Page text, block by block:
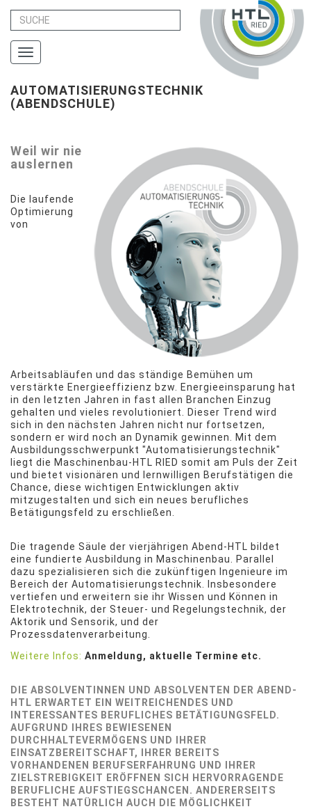
Toggle
navigation
AUTOMATISIERUNGSTECHNIK
(ABENDSCHULE)
Weil wir nie
auslernen
Die laufende
Optimierung
von
Arbeitsabläufen und das ständige Bemühen um
verstärkte Energieeffizienz bzw. Energieeinsparung hat
in den letzten Jahren in fast allen Branchen Einzug
gehalten und vieles revolutioniert. Dieser Trend wird
sich in den nächsten Jahren nicht nur fortsetzen,
sondern er wird noch an Dynamik gewinnen. Mit dem
Ausbildungsschwerpunkt "Automatisierungstechnik"
liegt die Maschinenbau-HTL RIED somit am Puls der Zeit
und bietet visionären und lernwilligen Berufstätigen die
Chance, diese wichtigen Entwicklungen aktiv
mitzugestalten und sich ein neues berufliches
Betätigungsfeld zu erschließen.
Die tragende Säule der vierjährigen Abend-HTL bildet
eine fundierte Ausbildung in Maschinenbau. Parallel
dazu spezialisieren sich die zukünftigen Ingenieure im
Bereich der Automatisierungstechnik. Insbesondere
vertiefen und erweitern sie ihr Wissen und Können in
Elektrotechnik, der Steuer- und Regelungstechnik, der
Aktorik und Sensorik, und der
Prozessdatenverarbeitung.
Weitere Infos: Anmeldung, aktuelle Termine etc.
DIE ABSOLVENTINNEN UND ABSOLVENTEN DER ABEND-
HTL ERWARTET EIN WEITREICHENDES UND
INTERESSANTES BERUFLICHES BETÄTIGUNGSFELD.
AUFGRUND IHRES BEWIESENEN
DURCHHALTEVERMÖGENS UND IHRER
EINSATZBEREITSCHAFT, IHRER BEREITS
VORHANDENEN BERUFSERFAHRUNG UND IHRER
ZIELSTREBIGKEIT ERÖFFNEN SICH HERVORRAGENDE
BERUFLICHE AUFSTIEGSCHANCEN. ANDERERSEITS
BESTEHT NATÜRLICH AUCH DIE MÖGLICHKEIT